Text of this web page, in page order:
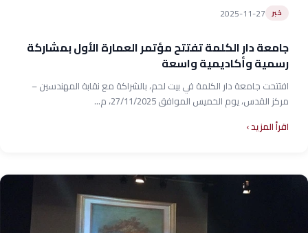
خبر 2025-11-27
جامعة دار الكلمة تفتتح مؤتمر العمارة الأول بمشاركة
رسمية وأكاديمية واسعة
افتتحت جامعة دار الكلمة في بيت لحم، بالشراكة مع نقابة المهندسين –
مركز القدس، يوم الخميس الموافق 27/11/2025، م...
اقرأ المزيد